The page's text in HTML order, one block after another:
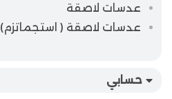
عدسات لاصقة
عدسات لاصقة ( استجماتزم)
حسابي